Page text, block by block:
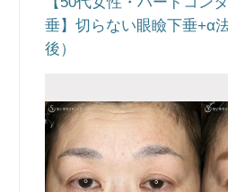
垂】切らない眼瞼下垂+α
後）